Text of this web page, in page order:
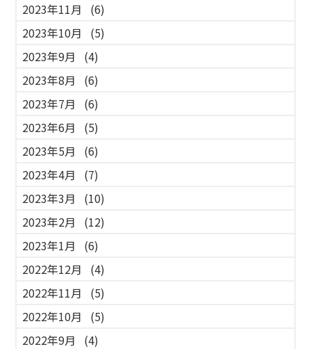
2023年11月
(6)
2023年10月
(5)
2023年9月
(4)
2023年8月
(6)
2023年7月
(6)
2023年6月
(5)
2023年5月
(6)
2023年4月
(7)
2023年3月
(10)
2023年2月
(12)
2023年1月
(6)
2022年12月
(4)
2022年11月
(5)
2022年10月
(5)
2022年9月
(4)